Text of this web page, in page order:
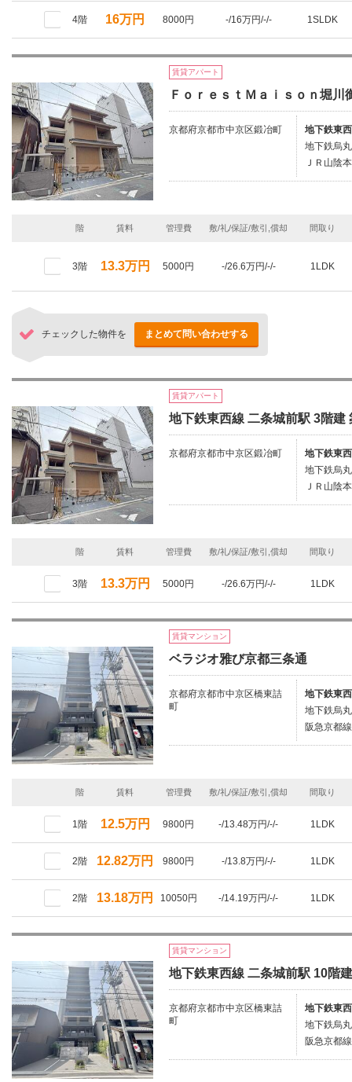
4階 16万円 8000円 -/16万円/-/- 1SLDK
賃貸アパート
ＦｏｒｅｓｔＭａｉｓｏｎ堀川
京都府京都市中京区鍛冶町
地下鉄東
地下鉄烏
ＪＲ山陰
階 賃料 管理費 敷/礼/保証/敷引,償却 間取り
3階 13.3万円 5000円 -/26.6万円/-/- 1LDK
チェックした物件を まとめて問い合わせする
賃貸アパート
地下鉄東西線 二条城前駅 3階建
京都府京都市中京区鍛冶町
地下鉄東
地下鉄烏
ＪＲ山陰
階 賃料 管理費 敷/礼/保証/敷引,償却 間取り
3階 13.3万円 5000円 -/26.6万円/-/- 1LDK
賃貸マンション
ベラジオ雅び京都三条通
京都府京都市中京区橋東詰
町
地下鉄東
地下鉄烏
阪急京都
階 賃料 管理費 敷/礼/保証/敷引,償却 間取り
1階 12.5万円 9800円 -/13.48万円/-/- 1LDK
2階 12.82万円 9800円 -/13.8万円/-/- 1LDK
2階 13.18万円 10050円 -/14.19万円/-/- 1LDK
賃貸マンション
地下鉄東西線 二条城前駅 10階
京都府京都市中京区橋東詰
町
地下鉄東
地下鉄烏
阪急京都